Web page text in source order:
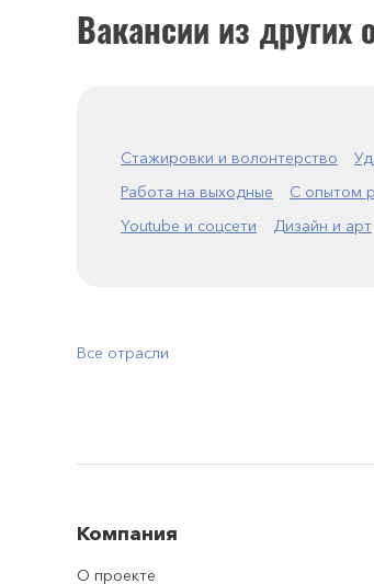
Вакансии из других
Стажировки и волонтерство
Работа на выходные
С опытом
Youtube и соцсети
Дизайн и арт
Все отрасли
Компания
О проекте